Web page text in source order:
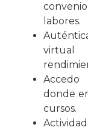
labores.
virtual
donde
cursos.